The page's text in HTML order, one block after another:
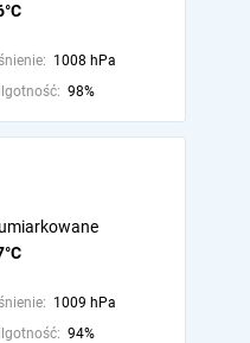
1008 hPa
98%
1009 hPa
94%